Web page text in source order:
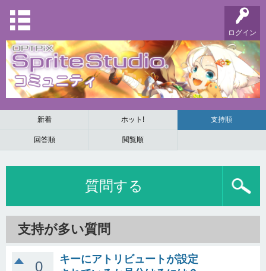
ログイン
新着 ホット! 支持順
回答順 閲覧順
質問する
支持が多い質問
0
キーにアトリビュートが設定